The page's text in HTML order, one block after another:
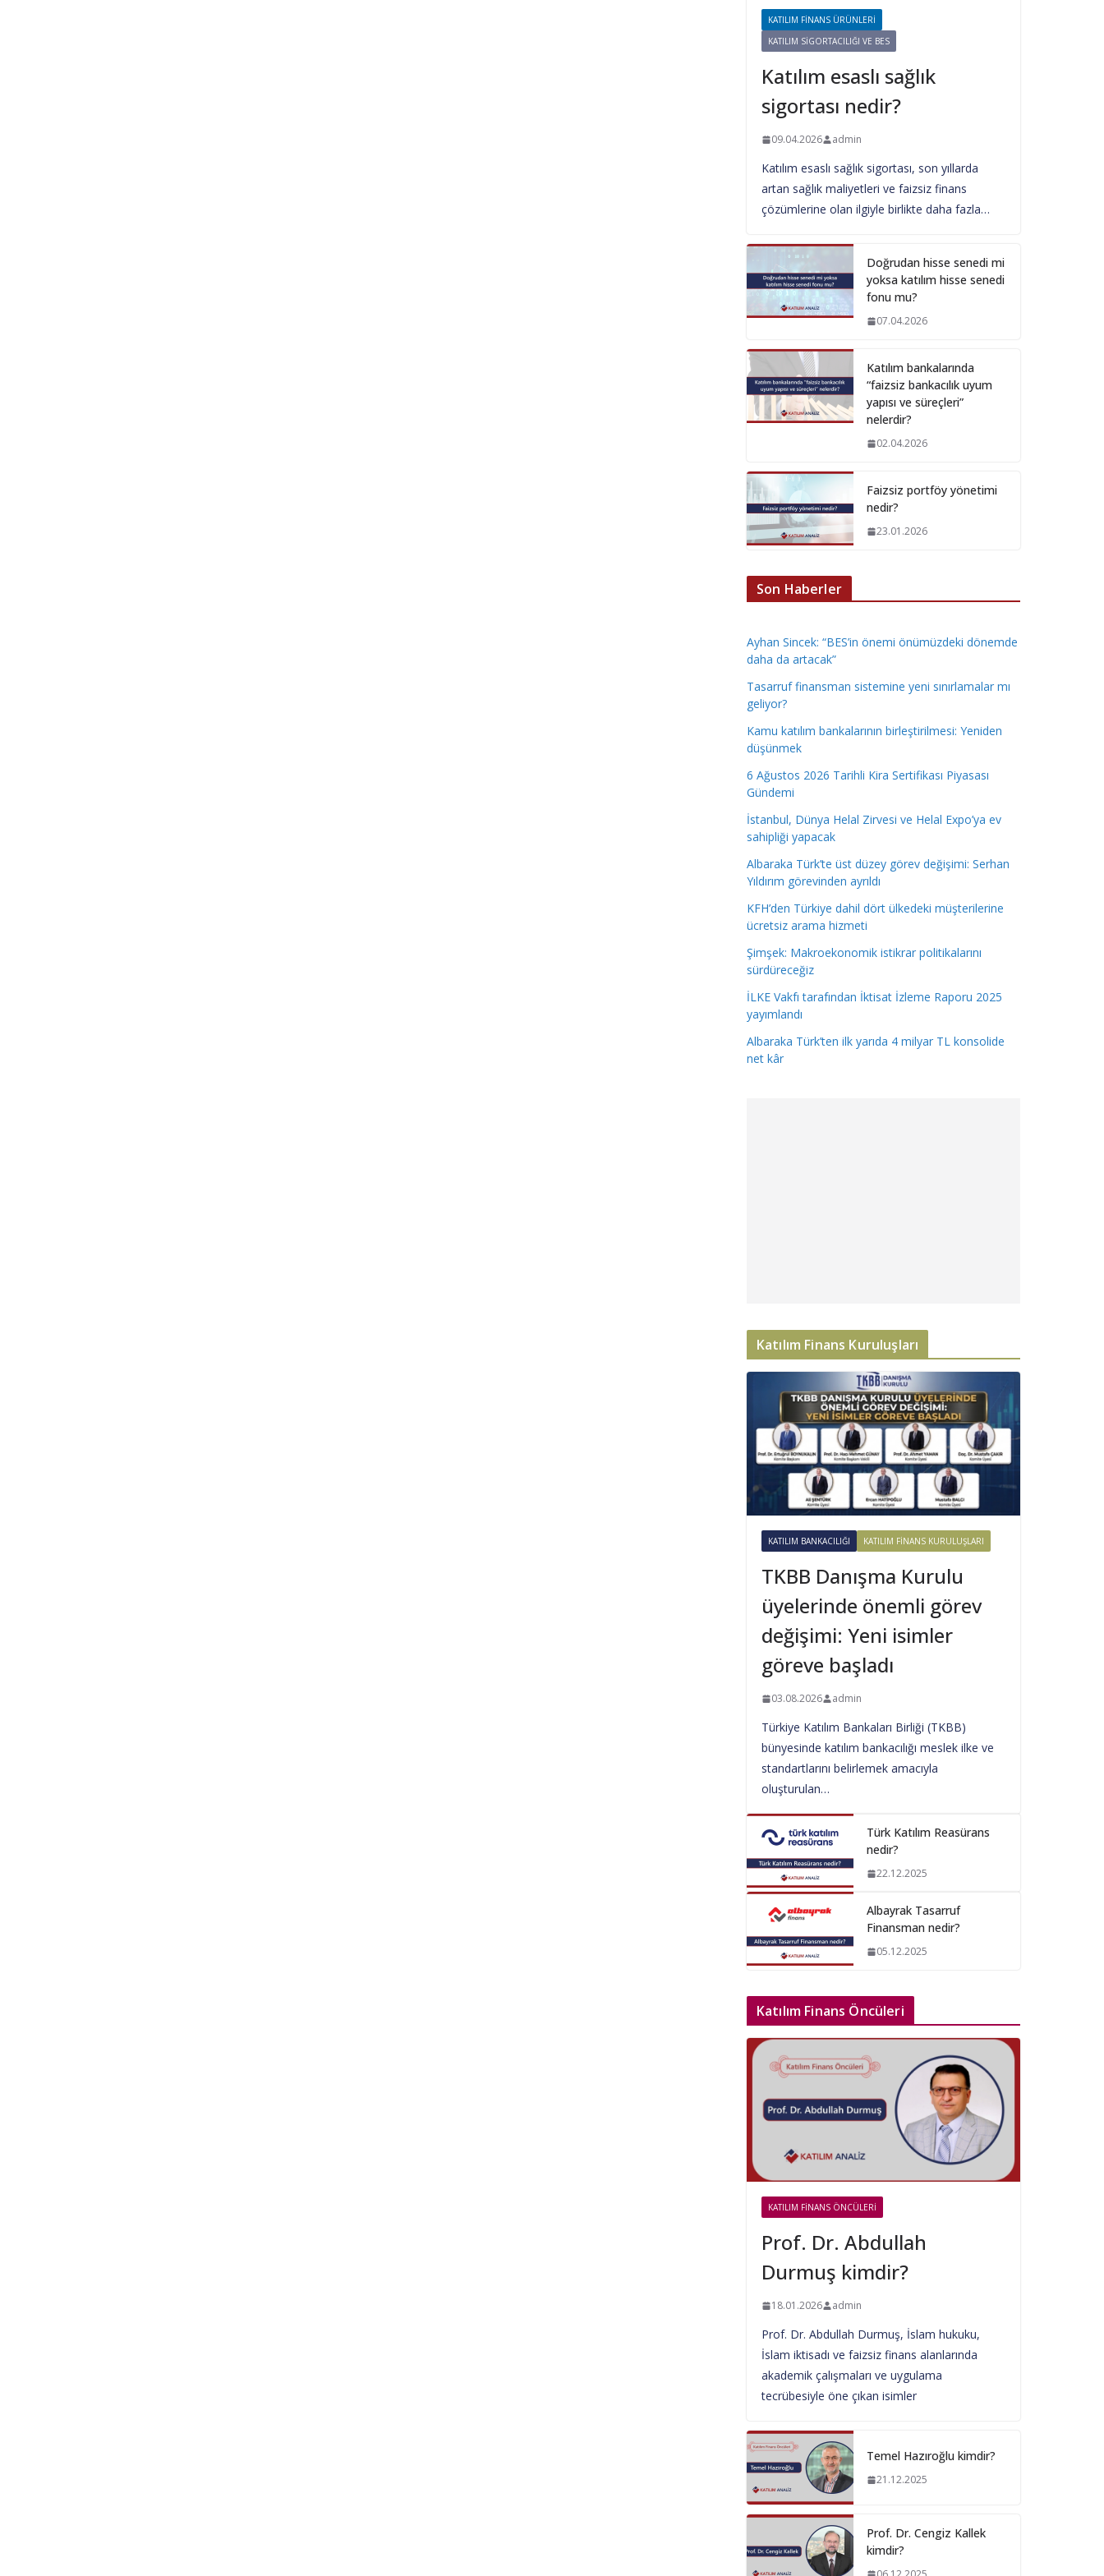
KATILIM FINANS ÜRÜNLERI
KATILIM SIGORTACILIĞI VE BES
Katılım esaslı sağlık
sigortası nedir?
09.04.2026 admin
Katılım esaslı sağlık sigortası, son yıllarda
artan sağlık maliyetleri ve faizsiz finans
çözümlerine olan ilgiyle birlikte daha fazla…
Doğrudan hisse senedi mi
yoksa katılım hisse senedi
fonu mu?
07.04.2026
Katılım bankalarında
“faizsiz bankacılık uyum
yapısı ve süreçleri”
nelerdir?
02.04.2026
Faizsiz portföy yönetimi
nedir?
23.01.2026
Son Haberler
Ayhan Sincek: “BES’in önemi önümüzdeki dönemde
daha da artacak”
Tasarruf finansman sistemine yeni sınırlamalar mı
geliyor?
Kamu katılım bankalarının birleştirilmesi: Yeniden
düşünmek
6 Ağustos 2026 Tarihli Kira Sertifikası Piyasası
Gündemi
İstanbul, Dünya Helal Zirvesi ve Helal Expo’ya ev
sahipliği yapacak
Albaraka Türk’te üst düzey görev değişimi: Serhan
Yıldırım görevinden ayrıldı
KFH’den Türkiye dahil dört ülkedeki müşterilerine
ücretsiz arama hizmeti
Şimşek: Makroekonomik istikrar politikalarını
sürdüreceğiz
İLKE Vakfı tarafından İktisat İzleme Raporu 2025
yayımlandı
Albaraka Türk’ten ilk yarıda 4 milyar TL konsolide
net kâr
Katılım Finans Kuruluşları
KATILIM BANKACILIĞI KATILIM FINANS KURULUŞLARI
TKBB Danışma Kurulu
üyelerinde önemli görev
değişimi: Yeni isimler
göreve başladı
03.08.2026 admin
Türkiye Katılım Bankaları Birliği (TKBB)
bünyesinde katılım bankacılığı meslek ilke ve
standartlarını belirlemek amacıyla
oluşturulan…
Türk Katılım Reasürans
nedir?
22.12.2025
Albayrak Tasarruf
Finansman nedir?
05.12.2025
Katılım Finans Öncüleri
KATILIM FINANS ÖNCÜLERI
Prof. Dr. Abdullah
Durmuş kimdir?
18.01.2026 admin
Prof. Dr. Abdullah Durmuş, İslam hukuku,
İslam iktisadı ve faizsiz finans alanlarında
akademik çalışmaları ve uygulama
tecrübesiyle öne çıkan isimler
Temel Hazıroğlu kimdir?
21.12.2025
Prof. Dr. Cengiz Kallek
kimdir?